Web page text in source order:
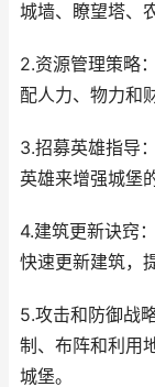
城墙、瞭望塔、
2.资源管理策略
配人力、物力和
3.招募英雄指导
英雄来增强城堡
4.建筑更新诀窍
快速更新建筑，
5.攻击和防御战
制、布阵和利用
城堡。